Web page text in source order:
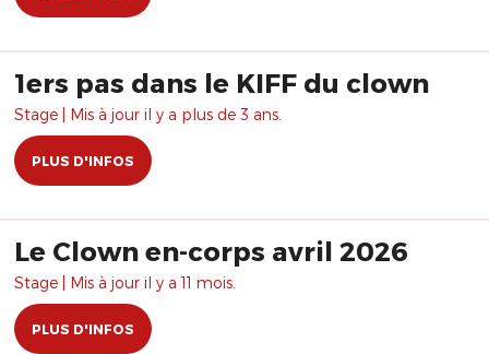
1ers pas dans le KIFF du clown
Stage | Mis à jour il y a plus de 3 ans.
PLUS D'INFOS
Le Clown en-corps avril 2026
Stage | Mis à jour il y a 11 mois.
PLUS D'INFOS